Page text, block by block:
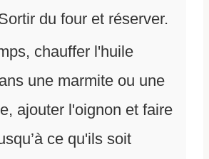
du four et réserver.
chauffer l'huile
une marmite ou une
ajouter l'oignon et faire
ce qu'ils soit